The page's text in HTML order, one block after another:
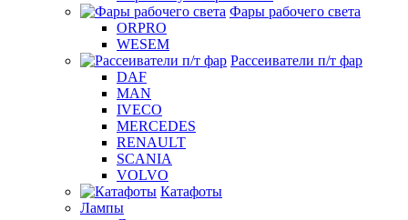
Фары рабочего света
ORPRO
WESEM
Рассеиватели п/т фар
DAF
MAN
IVECO
MERCEDES
RENAULT
SCANIA
VOLVO
Катафоты
Лампы